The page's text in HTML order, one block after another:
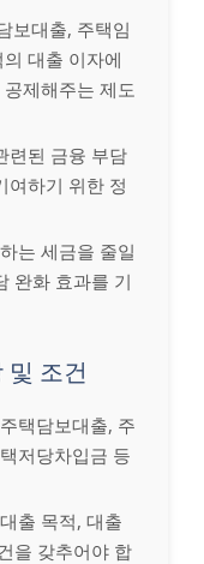
보대출, 주택임
대출 이자에
제해주는 제도
련된 금융 부담
여하기 위한 정
는 세금을 줄일
완화 효과를 기
및 조건
택담보대출, 주
저당차입금 등
출 목적, 대출
을 갖추어야 합